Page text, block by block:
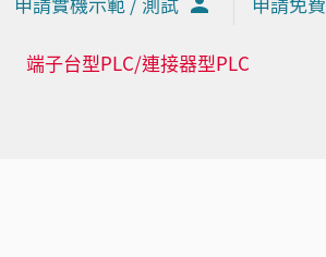
端子台型PLC/連接器型PLC